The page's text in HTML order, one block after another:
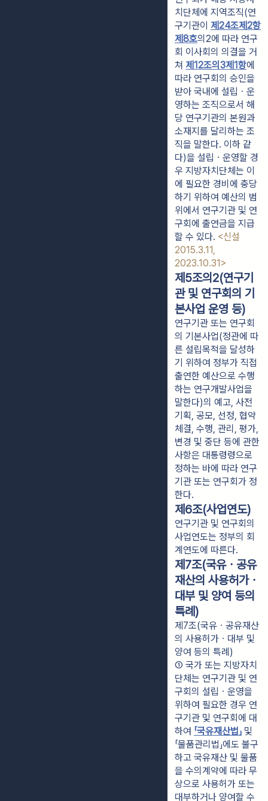
치단체에 지역조직(연
구기관이 제24조제2항
제8호의2에 따라 연구
회 이사회의 의결을 거
쳐 제12조의3제1항에
따라 연구회의 승인을
받아 국내에 설립ㆍ운
영하는 조직으로서 해
당 연구기관의 본원과
소재지를 달리하는 조
직을 말한다. 이하 같
다)을 설립ㆍ운영할 경
우 지방자치단체는 이
에 필요한 경비에 충당
하기 위하여 예산의 범
위에서 연구기관 및 연
구회에 출연금을 지급
할 수 있다. <신설
2015.3.11,
2023.10.31>
제5조의2(연구기
관 및 연구회의 기
본사업 운영 등)
연구기관 또는 연구회
의 기본사업(정관에 따
른 설립목적을 달성하
기 위하여 정부가 직접
출연한 예산으로 수행
하는 연구개발사업을
말한다)의 예고, 사전
기획, 공모, 선정, 협약
체결, 수행, 관리, 평가,
변경 및 중단 등에 관한
사항은 대통령령으로
정하는 바에 따라 연구
기관 또는 연구회가 정
한다.
제6조(사업연도)
연구기관 및 연구회의
사업연도는 정부의 회
계연도에 따른다.
제7조(국유ㆍ공유
재산의 사용허가ㆍ
대부 및 양여 등의
특례)
제7조(국유ㆍ공유재산
의 사용허가ㆍ대부 및
양여 등의 특례)
① 국가 또는 지방자치
단체는 연구기관 및 연
구회의 설립ㆍ운영을
위하여 필요한 경우 연
구기관 및 연구회에 대
하여 「국유재산법」 및
「물품관리법」에도 불구
하고 국유재산 및 물품
을 수의계약에 따라 무
상으로 사용허가 또는
대부하거나 양여할 수